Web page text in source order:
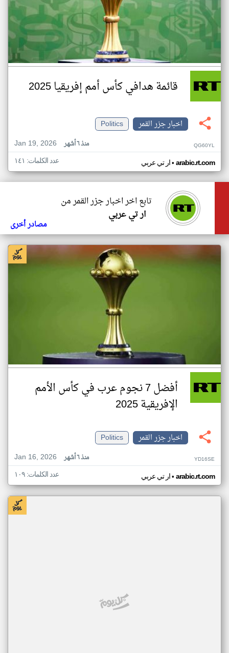
قائمة هدافي كأس أمم إفريقيا 2025
اخبار جزر القمر
Politics
Jan 19, 2026
منذ ٦ أشهر QG60YL
ار تي عربي• arabic.rt.com عدد الكلمات: ١٤١
تابع اخر اخبار جزر القمر من
ار تي عربي
مصادر أخرى
أفضل 7 نجوم عرب في كأس الأمم
الإفريقية 2025
اخبار جزر القمر
Politics
Jan 16, 2026
منذ ٦ أشهر YD16SE
ار تي عربي• arabic.rt.com عدد الكلمات: ١٠٩